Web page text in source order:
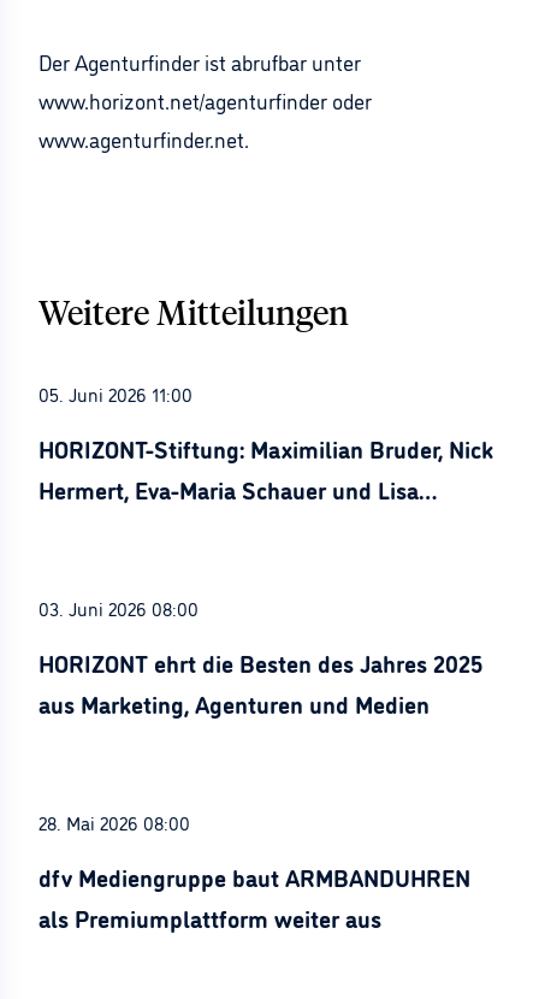
Der Agenturfinder ist abrufbar unter
www.horizont.net/agenturfinder oder
www.agenturfinder.net.
Weitere Mitteilungen
05. Juni 2026 11:00
HORIZONT-Stiftung: Maximilian Bruder, Nick
Hermert, Eva-Maria Schauer und Lisa
03. Juni 2026 08:00
HORIZONT ehrt die Besten des Jahres 2025
aus Marketing, Agenturen und Medien
28. Mai 2026 08:00
dfv Mediengruppe baut ARMBANDUHREN
als Premiumplattform weiter aus